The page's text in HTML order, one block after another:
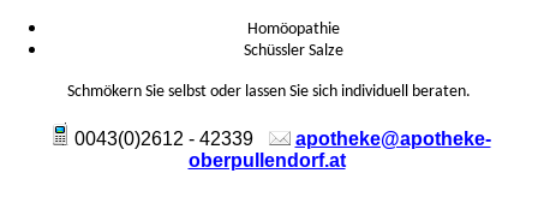
Homöopathie
Schüssler Salze
Schmökern Sie selbst oder lassen Sie sich individuell beraten.
0043(0)2612 - 42339
apotheke@apotheke-
oberpullendorf.at